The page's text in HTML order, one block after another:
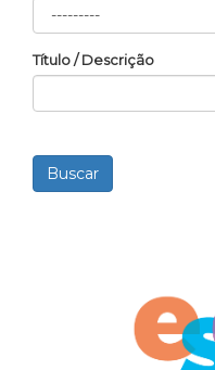
Título / Descrição